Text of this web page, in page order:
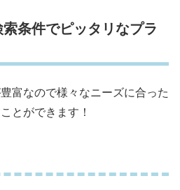
条件でピッタリなプラ
富なので様々なニーズに合った
とができます！